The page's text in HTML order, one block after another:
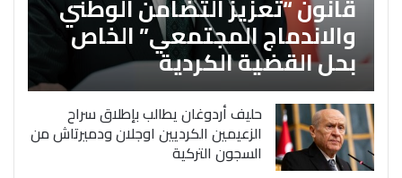
والاندماج المجتمعي” الخاص
بحل القضية الكردية
حليف أردوغان يطالب بإطلاق سراح
الزعيمين الكرديين اوجلان ودميرتاش من
السجون التركية